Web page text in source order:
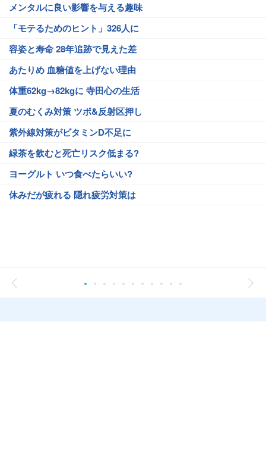
メンタルに良い影響を与える趣味
「モテるためのヒント」326人に
容姿と寿命 28年追跡で見えた差
あたりめ 血糖値を上げない理由
体重62kg→82kgに 寺田心の生活
夏のむくみ対策 ツボ&反射区押し
紫外線対策がビタミンD不足に
緑茶を飲むと死亡リスク低まる?
ヨーグルト いつ食べたらいい?
休みだが疲れる 隠れ疲労対策は